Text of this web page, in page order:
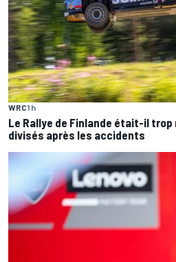
WRC1 h
Le Rallye de Finlande était-il trop
divisés après les accidents